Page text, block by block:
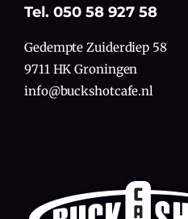
Tel. 050 58 927 58
Gedempte Zuiderdiep 58
9711 HK Groningen
info@buckshotcafe.nl